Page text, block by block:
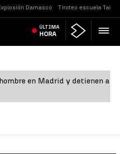
Damasco Tiroteo escuela
ÚLTIMA
HORA
en Madrid y detienen a